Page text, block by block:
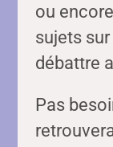
ou
sujets
débattre
Pas